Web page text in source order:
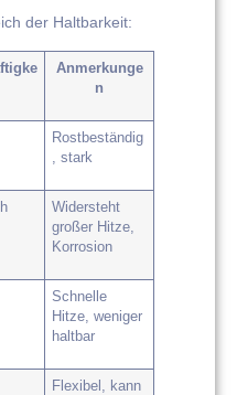
der Haltbarkeit:
Anmerkunge
n
Rostbeständig
, stark
Widersteht
großer Hitze,
Korrosion
Schnelle
Hitze, weniger
haltbar
Flexibel, kann